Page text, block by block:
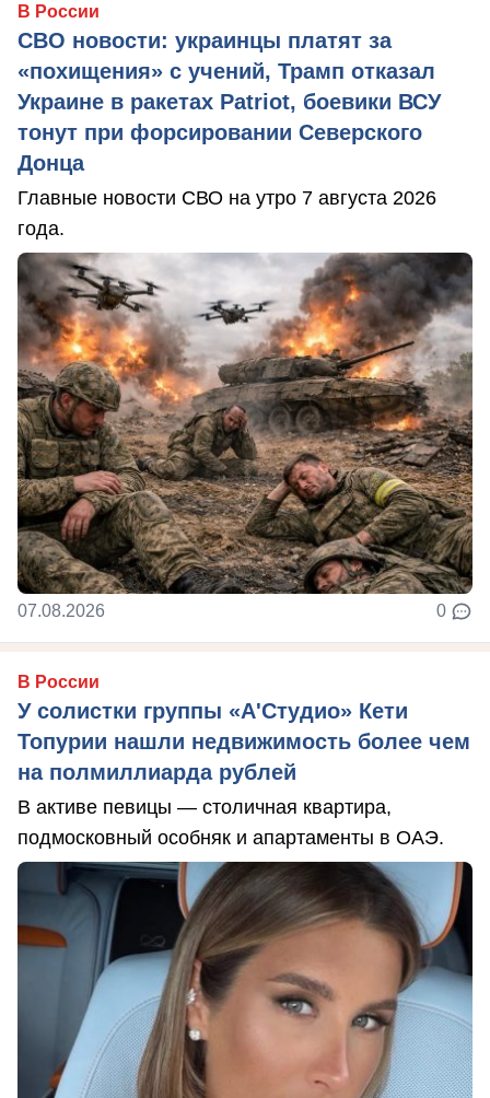
В России
СВО новости: украинцы платят за
«похищения» с учений, Трамп отказал
Украине в ракетах Patriot, боевики ВСУ
тонут при форсировании Северского
Донца
Главные новости СВО на утро 7 августа 2026
года.
07.08.2026 0
В России
У солистки группы «А'Студио» Кети
Топурии нашли недвижимость более чем
на полмиллиарда рублей
В активе певицы — столичная квартира,
подмосковный особняк и апартаменты в ОАЭ.